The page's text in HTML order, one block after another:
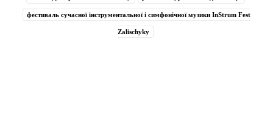
фестиваль сучасної інструментальної і симфонічної музики InStrum Fest
Zalischyky